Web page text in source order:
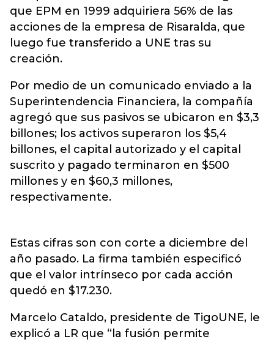
que EPM en 1999 adquiriera 56% de las
acciones de la empresa de Risaralda, que
luego fue transferido a UNE tras su
creación.
Por medio de un comunicado enviado a la
Superintendencia Financiera, la compañía
agregó que sus pasivos se ubicaron en $3,3
billones; los activos superaron los $5,4
billones, el capital autorizado y el capital
suscrito y pagado terminaron en $500
millones y en $60,3 millones,
respectivamente.
Estas cifras son con corte a diciembre del
año pasado. La firma también especificó
que el valor intrínseco por cada acción
quedó en $17.230.
Marcelo Cataldo, presidente de TigoUNE, le
explicó a LR que “la fusión permite